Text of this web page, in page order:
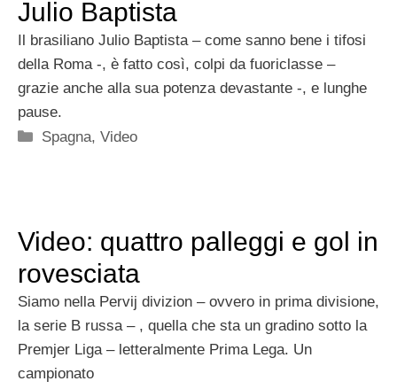
Julio Baptista
Il brasiliano Julio Baptista – come sanno bene i tifosi
della Roma -, è fatto così, colpi da fuoriclasse –
grazie anche alla sua potenza devastante -, e lunghe
pause.
Categorie
Spagna,Video
Video: quattro palleggi e gol in
rovesciata
Siamo nella Pervij divizion – ovvero in prima divisione,
la serie B russa – , quella che sta un gradino sotto la
Premjer Liga – letteralmente Prima Lega. Un
campionato